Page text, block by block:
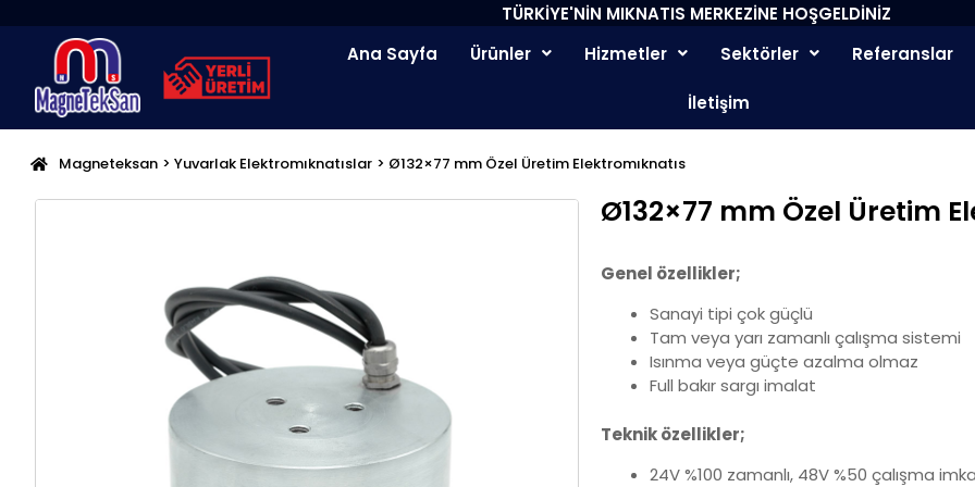
TÜRKİYE'NİN MIKNATIS MERKEZİNE HOŞGELDİNİZ
Ana Sayfa
Ürünler Hizmetler Sektörler Referanslar
İletişim
Magneteksan > Yuvarlak Elektromıknatıslar > Ø132×77 mm Özel Üretim Elektromıknatıs
Ø132×77 mm Özel Üretim
Genel özellikler;
Sanayi tipi çok güçlü
Tam veya yarı zamanlı çalışma sistemi
Isınma veya güçte azalma olmaz
Full bakır sargı imalat
Teknik özellikler;
24V %100 zamanlı, 48V %50 çalışma